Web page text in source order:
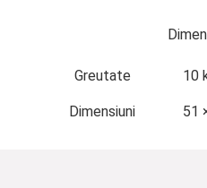
Greutate 10
Dimensiuni 51